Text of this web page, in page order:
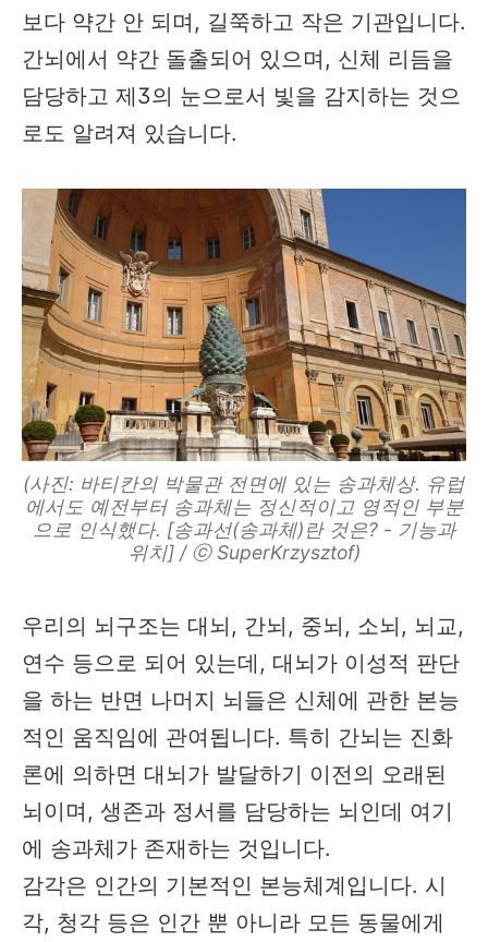
보다 약간 안 되며, 길쭉하고 작은 기관입니다.
간뇌에서 약간 돌출되어 있으며, 신체 리듬을
담당하고 제3의 눈으로서 빛을 감지하는 것으
로도 알려져 있습니다.
(사진: 바티칸의 박물관 전면에 있는 송과체상. 유럽
에서도 예전부터 송과체는 정신적이고 영적인 부분
으로 인식했다. [송과선(송과체)란 것은? - 기능과
위치] / ⓒ SuperKrzysztof)
우리의 뇌구조는 대뇌, 간뇌, 중뇌, 소뇌, 뇌교,
연수 등으로 되어 있는데, 대뇌가 이성적 판단
을 하는 반면 나머지 뇌들은 신체에 관한 본능
적인 움직임에 관여됩니다. 특히 간뇌는 진화
론에 의하면 대뇌가 발달하기 이전의 오래된
뇌이며, 생존과 정서를 담당하는 뇌인데 여기
에 송과체가 존재하는 것입니다.
감각은 인간의 기본적인 본능체계입니다. 시
각, 청각 등은 인간 뿐 아니라 모든 동물에게